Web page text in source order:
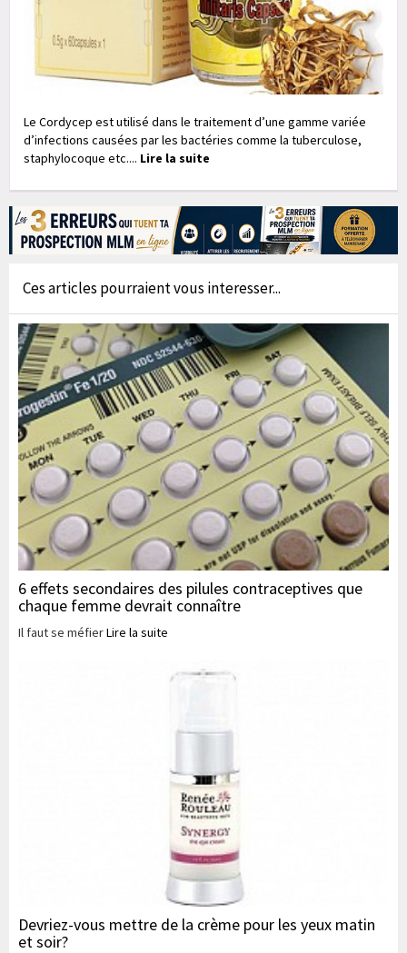
Le Cordycep est utilisé dans le traitement d’une gamme variée
d’infections causées par les bactéries comme la tuberculose,
staphylocoque etc.... Lire la suite
Ces articles pourraient vous interesser...
6 effets secondaires des pilules contraceptives que
chaque femme devrait connaître
Il faut se méfierLire la suite
Devriez-vous mettre de la crème pour les yeux matin
et soir?